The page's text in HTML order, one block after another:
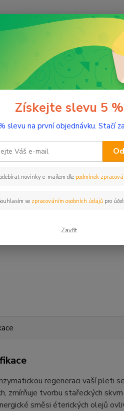
Produktové řady Biofáze
séra
regeneraci vaší pleti
zmírňuje tvorbu stařeckých
směsi éterických olejů
Získejte slevu 5 %
slevu na první objednávku. Stačí
novinky e-mailem dle podmínek
se zpracováním osobních údajůpro
Zavřít